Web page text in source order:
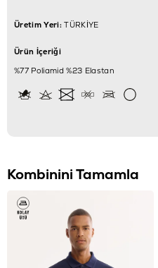
Üretim Yeri:TÜRKİYE
Ürün İçeriği
%77 Poliamid %23 Elastan
Kombinini Tamamla